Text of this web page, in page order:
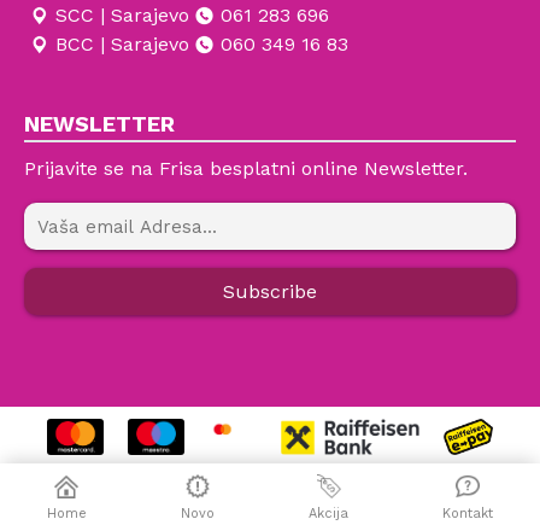
Home Novo Akcija Kontakt
SCC | Sarajevo
061 283 696
BCC | Sarajevo
060 349 16 83
NEWSLETTER
Prijavite se na Frisa besplatni online Newsletter.